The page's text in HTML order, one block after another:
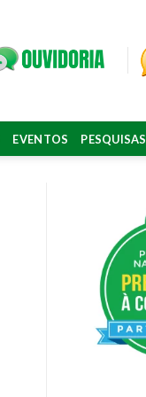
EVENTOS PESQUISAS